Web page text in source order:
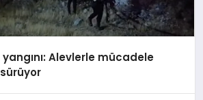
Alevlerle mücadele